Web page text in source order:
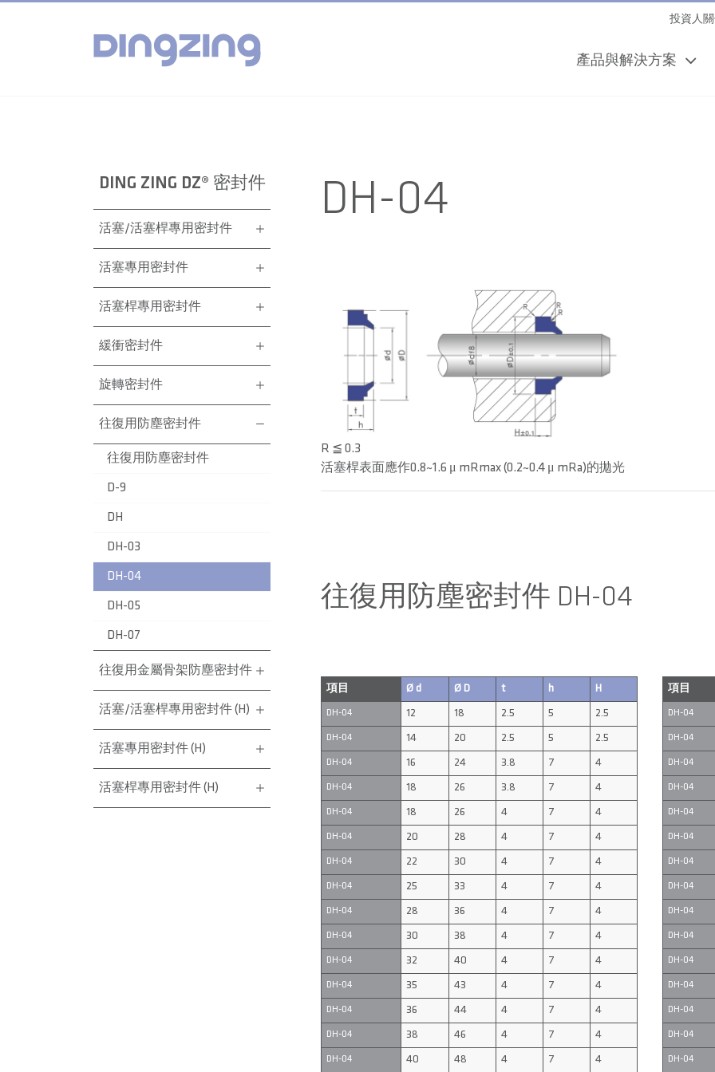
投資人
產品與解決方案
DING ZING DZ® 密封件
活塞/活塞桿專用密封件
活塞專用密封件
活塞桿專用密封件
緩衝密封件
旋轉密封件
往復用防塵密封件
往復用防塵密封件
D-9
DH
DH-03
DH-04
DH-05
DH-07
往復用金屬骨架防塵密封件
活塞/活塞桿專用密封件 (H)
活塞專用密封件 (H)
活塞桿專用密封件 (H)
DH-04
R ≦ 0.3
活塞桿表面應作0.8~1.6 μ mRmax (0.2~0.4 μ mRa)的拋光
往復用防塵密封件 DH-04
項目 Ø d Ø D t h H
DH-04 12 18 2.5 5 2.5
DH-04 14 20 2.5 5 2.5
DH-04 16 24 3.8 7 4
DH-04 18 26 3.8 7 4
DH-04 18 26 4 7 4
DH-04 20 28 4 7 4
DH-04 22 30 4 7 4
DH-04 25 33 4 7 4
DH-04 28 36 4 7 4
DH-04 30 38 4 7 4
DH-04 32 40 4 7 4
DH-04 35 43 4 7 4
DH-04 36 44 4 7 4
DH-04 38 46 4 7 4
DH-04 40 48 4 7 4
項目
DH-04
DH-04
DH-04
DH-04
DH-04
DH-04
DH-04
DH-04
DH-04
DH-04
DH-04
DH-04
DH-04
DH-04
DH-04